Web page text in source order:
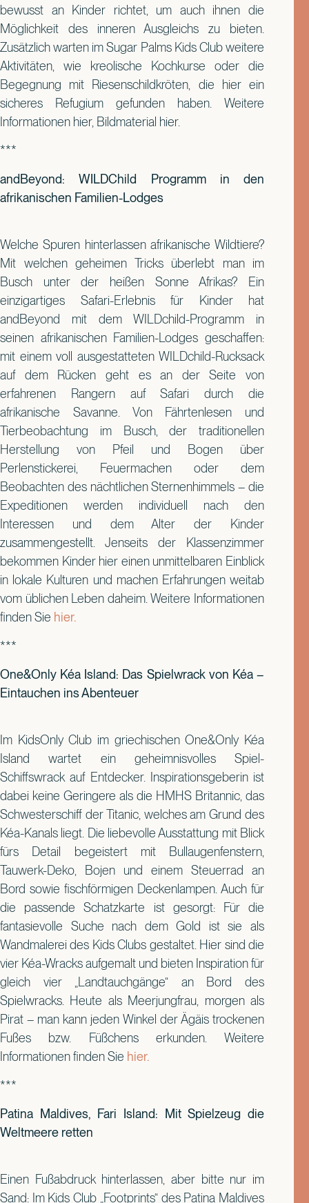
bewusst an Kinder richtet, um auch ihnen die
Möglichkeit des inneren Ausgleichs zu bieten.
Zusätzlich warten im Sugar Palms Kids Club weitere
Aktivitäten, wie kreolische Kochkurse oder die
Begegnung mit Riesenschildkröten, die hier ein
sicheres Refugium gefunden haben. Weitere
Informationen hier, Bildmaterial hier.
***
andBeyond: WILDChild Programm in den
afrikanischen Familien-Lodges
Welche Spuren hinterlassen afrikanische Wildtiere?
Mit welchen geheimen Tricks überlebt man im
Busch unter der heißen Sonne Afrikas? Ein
einzigartiges Safari-Erlebnis für Kinder hat
andBeyond mit dem WILDchild-Programm in
seinen afrikanischen Familien-Lodges geschaffen:
mit einem voll ausgestatteten WILDchild-Rucksack
auf dem Rücken geht es an der Seite von
erfahrenen Rangern auf Safari durch die
afrikanische Savanne. Von Fährtenlesen und
Tierbeobachtung im Busch, der traditionellen
Herstellung von Pfeil und Bogen über
Perlenstickerei, Feuermachen oder dem
Beobachten des nächtlichen Sternenhimmels – die
Expeditionen werden individuell nach den
Interessen und dem Alter der Kinder
zusammengestellt. Jenseits der Klassenzimmer
bekommen Kinder hier einen unmittelbaren Einblick
in lokale Kulturen und machen Erfahrungen weitab
vom üblichen Leben daheim. Weitere Informationen
finden Sie hier.
***
One&Only Kéa Island: Das Spielwrack von Kéa –
Eintauchen ins Abenteuer
Im KidsOnly Club im griechischen One&Only Kéa
Island wartet ein geheimnisvolles Spiel-
Schiffswrack auf Entdecker. Inspirationsgeberin ist
dabei keine Geringere als die HMHS Britannic, das
Schwesterschiff der Titanic, welches am Grund des
Kéa-Kanals liegt. Die liebevolle Ausstattung mit Blick
fürs Detail begeistert mit Bullaugenfenstern,
Tauwerk-Deko, Bojen und einem Steuerrad an
Bord sowie fischförmigen Deckenlampen. Auch für
die passende Schatzkarte ist gesorgt: Für die
fantasievolle Suche nach dem Gold ist sie als
Wandmalerei des Kids Clubs gestaltet. Hier sind die
vier Kéa-Wracks aufgemalt und bieten Inspiration für
gleich vier „Landtauchgänge“ an Bord des
Spielwracks. Heute als Meerjungfrau, morgen als
Pirat – man kann jeden Winkel der Ägäis trockenen
Fußes bzw. Füßchens erkunden. Weitere
Informationen finden Sie hier.
***
Patina Maldives, Fari Island: Mit Spielzeug die
Weltmeere retten
Einen Fußabdruck hinterlassen, aber bitte nur im
Sand: Im Kids Club „Footprints“ des Patina Maldives